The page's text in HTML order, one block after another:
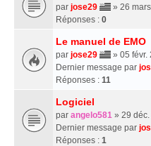
par jose29
» 26
Réponses : 0
Le manuel de EMO
par jose29
» 05 févr.
Dernier message par
Réponses : 11
Logiciel
par angelo581 » 29
Dernier message par
Réponses : 1